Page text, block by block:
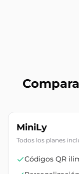
MiniLy
Todos los planes
Códigos QR